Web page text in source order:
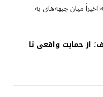
میان جبهه‌های به
از حمایت واقعی تا